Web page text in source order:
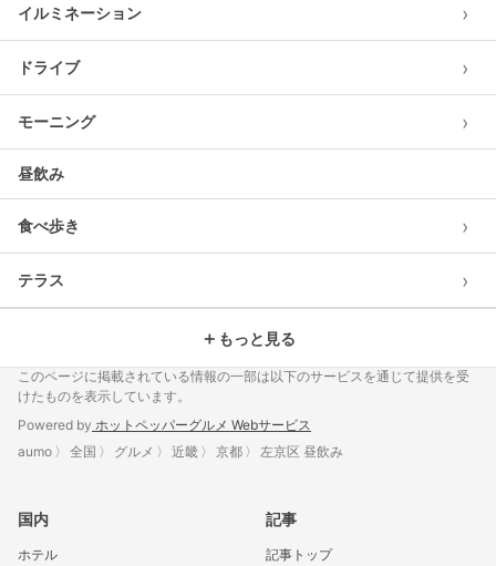
イルミネーション ›
ドライブ ›
モーニング ›
昼飲み
食べ歩き ›
テラス ›
＋ もっと見る
このページに掲載されている情報の一部は以下のサービスを通じて提供を受
けたものを表示しています。
Powered by ホットペッパーグルメ Webサービス
aumo
全国 グルメ 近畿 京都 左京区 昼飲み
国内
ホテル
記事
記事トップ